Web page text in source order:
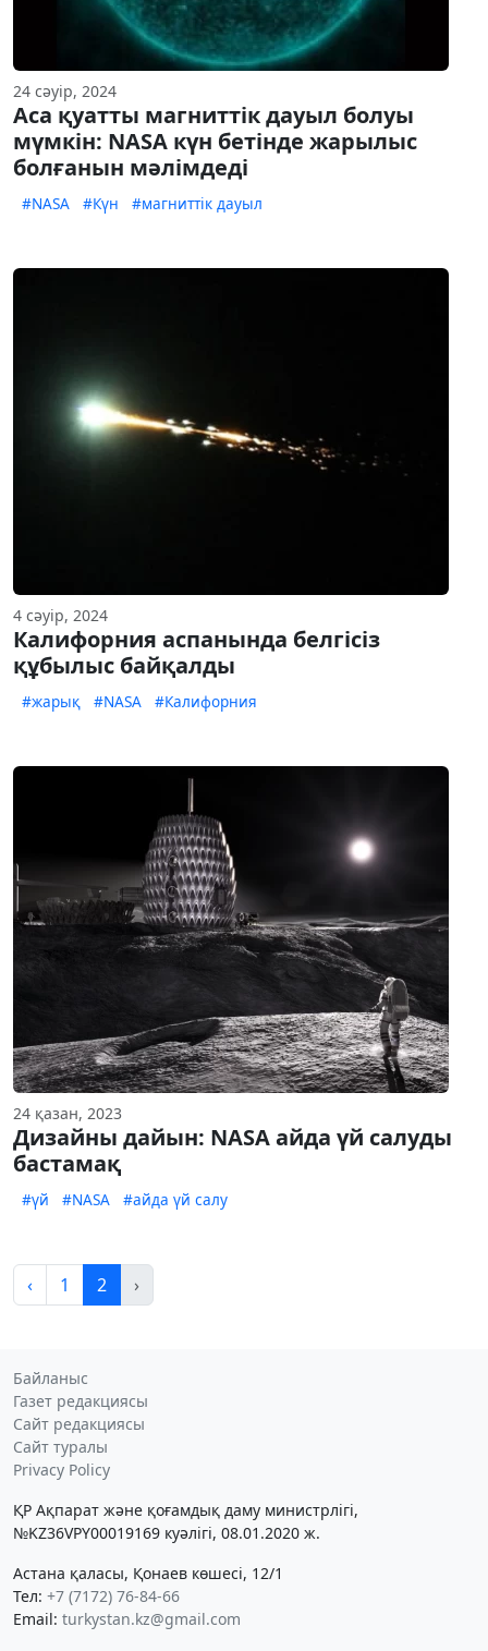
24 сәуір, 2024
Аса қуатты магниттік дауыл болуы
мүмкін: NASA күн бетінде жарылыс
болғанын мәлімдеді
#NASA #Күн #магниттік дауыл
4 сәуір, 2024
Калифорния аспанында белгісіз
құбылыс байқалды
#жарық #NASA #Калифорния
24 қазан, 2023
Дизайны дайын: NASA айда үй салуды
бастамақ
#үй #NASA #айда үй салу
‹ 1 2 ›
Байланыс
Газет редакциясы
Сайт редакциясы
Сайт туралы
Privacy Policy
ҚР Ақпарат және қоғамдық даму министрлігі,
№KZ36VPY00019169 куәлігі, 08.01.2020 ж.
Астана қаласы, Қонаев көшесі, 12/1
Тел: +7 (7172) 76-84-66
Email: turkystan.kz@gmail.com